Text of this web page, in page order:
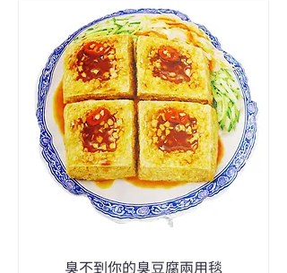
臭不到你的臭豆腐兩用毯